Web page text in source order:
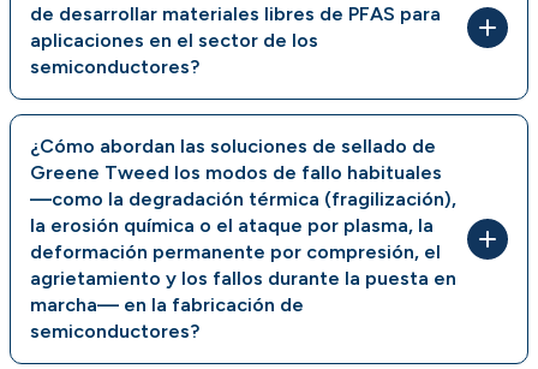
de desarrollar materiales libres de PFAS para
aplicaciones en el sector de los
semiconductores?
¿Cómo abordan las soluciones de sellado de
Greene Tweed los modos de fallo habituales
—como la degradación térmica (fragilización),
la erosión química o el ataque por plasma, la
deformación permanente por compresión, el
agrietamiento y los fallos durante la puesta en
marcha— en la fabricación de
semiconductores?